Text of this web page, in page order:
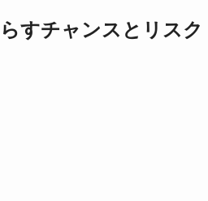
すチャンスとリスク